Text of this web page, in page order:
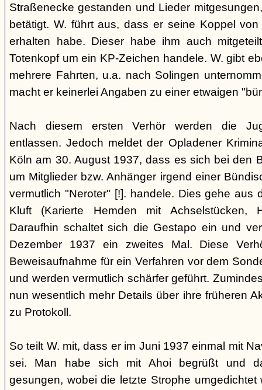
Straßenecke gestanden und Lieder
betätigt. W. führt aus, dass er seine Koppel
erhalten habe. Dieser habe ihm auch
Totenkopf um ein KP-Zeichen handele. W. gibt
mehrere Fahrten, u.a. nach Solingen
macht er keinerlei Angaben zu einer etwaigen
Nach diesem ersten Verhör werden die
entlassen. Jedoch meldet der Opladener
Köln am 30. August 1937, dass es sich bei den
um Mitglieder bzw. Anhänger irgend einer
vermutlich "Neroter" [!]. handele. Dies gehe aus
Kluft (Karierte Hemden mit Achselstücken,
Daraufhin schaltet sich die Gestapo ein und
Dezember 1937 ein zweites Mal. Diese
Beweisaufnahme für ein Verfahren vor dem
und werden vermutlich schärfer geführt.
nun wesentlich mehr Details über ihre früheren
zu Protokoll.
So teilt W. mit, dass er im Juni 1937 einmal mit
sei. Man habe sich mit Ahoi begrüßt und
gesungen, wobei die letzte Strophe